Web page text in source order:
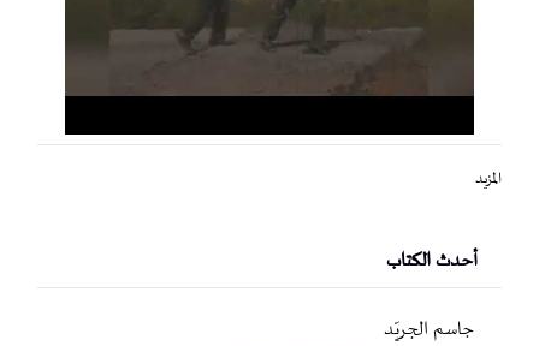
المزيد
أحدث الكتاب
جاسم الجريّد